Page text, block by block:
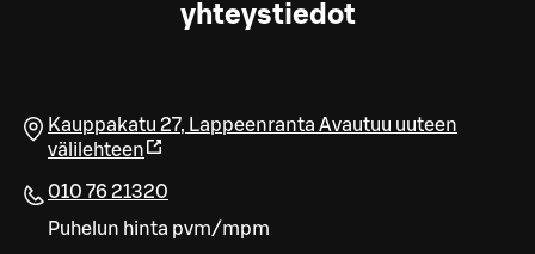
yhteystiedot
Kauppakatu 27, Lappeenranta Avautuu uuteen
välilehteen
010 76 21320
Puhelun hinta pvm/mpm